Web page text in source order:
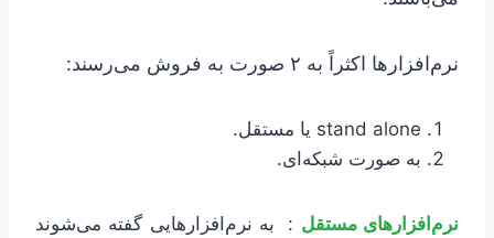
نرم‌افزارها اکثراً به ۲ صورت به فروش می‌رسند:
stand alone یا مستقل.
به صورت شبکه‌ای.
نرم‌افزارهای مستقل : به نرم‌افزارهایی گفته می‌شوند